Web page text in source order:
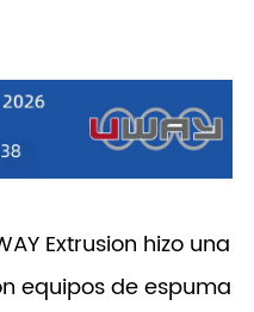
Extrusion hizo una
equipos de espuma